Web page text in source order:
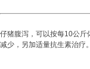
仔猪腹泻，可以按每10公
减少，另加适量抗生素治疗。